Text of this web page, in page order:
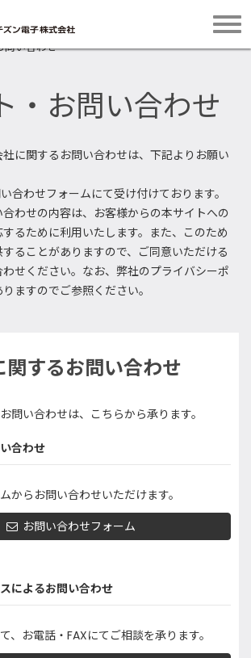
問い合わせ
・お問い合わせ
に関するお問い合わせは、下記よりお願い
合わせフォームにて受け付けております。
わせの内容は、お客様からの本サイトへの
るために利用いたします。また、このため
ることがありますので、ご同意いただける
せください。なお、弊社のプライバシーポ
りますのでご参照ください。
関するお問い合わせ
問い合わせは、こちらから承ります。
合わせ
からお問い合わせいただけます。
お問い合わせフォーム
によるお問い合わせ
、お電話・FAXにてご相談を承ります。